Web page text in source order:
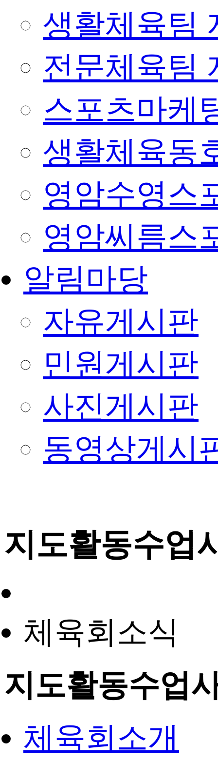
생활체육팀
전문체육팀
스포츠마케
생활체육동
영암수영스
영암씨름스
알림마당
자유게시판
민원게시판
사진게시판
동영상게시
지도활동수업
체육회소식
지도활동수업
체육회소개